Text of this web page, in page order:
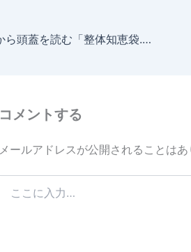
足首から頭蓋を読む「整体知恵袋.com」
コメントする
メールアドレスが公開されることはあ